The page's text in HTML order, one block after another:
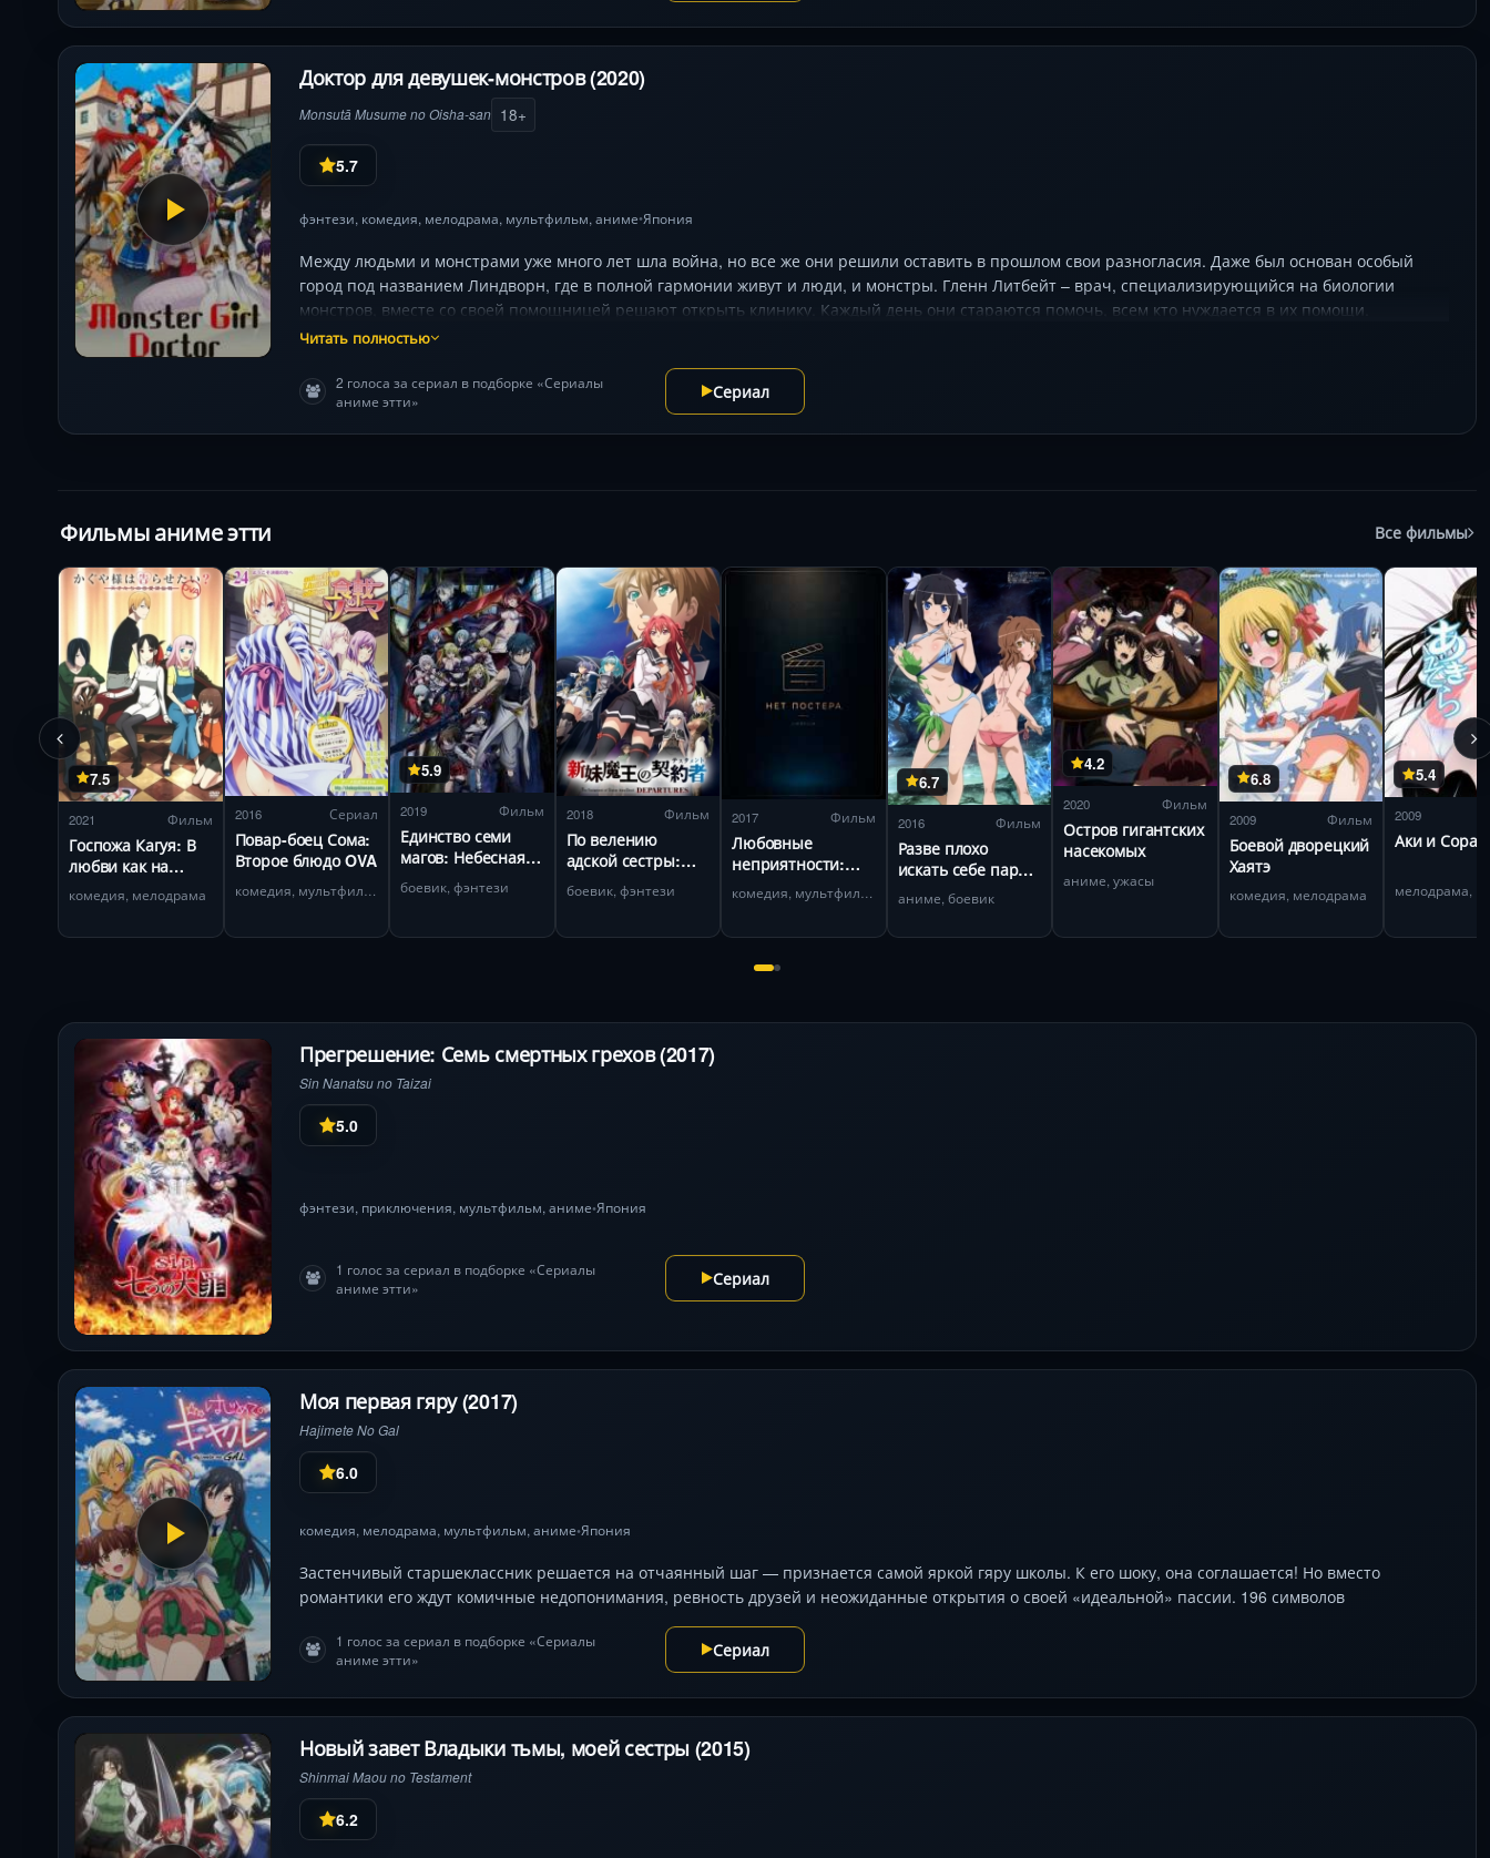
Доктор для девушек-монстров (2020)
Monsutā Musume no Oisha-san 18+
5.7
фэнтези, комедия, мелодрама, мультфильм, аниме•Япония
Между людьми и монстрами уже много лет шла война, но все же они решили оставить в прошлом свои разногласия. Даже был основан особый
город под названием Линдворн, где в полной гармонии живут и люди, и монстры. Гленн Литбейт – врач, специализирующийся на биологии
монстров, вместе со своей помощницей решают открыть клинику. Каждый день они стараются помочь, всем кто нуждается в их помощи.
Читать полностью
2 голоса за сериал в подборке «Сериалы
аниме этти»
Сериал
Фильмы аниме этти Все фильмы
7.5
2021 Фильм
Госпожа Кагуя: В
любви как на
комедия, мелодрама
2016 Сериал
Повар-боец Сома:
Второе блюдо OVA
5.9
2019 Фильм
Единство семи
магов: Небесная
библиотека и
Багровый
боевик, фэнтези
2018 Фильм
По велению
адской сестры:
Отбытие
боевик, фэнтези
2017 Фильм
Любовные
неприятности:
Мультипликация.
Спереди, сзади
комедия, мультфильм
6.7
2016 Фильм
Разве плохо
искать себе пару в
подземелье? OVA
аниме, боевик
4.2
2020 Фильм
Остров гигантских
насекомых
аниме, ужасы
6.8
2009 Фильм
Боевой дворецкий
Хаятэ
комедия, мелодрама
5.4
2009
Аки и Сора
Прегрешение: Семь смертных грехов (2017)
Sin Nanatsu no Taizai
5.0
фэнтези, приключения, мультфильм, аниме•Япония
1 голос за сериал в подборке «Сериалы
аниме этти»
Сериал
Моя первая гяру (2017)
Hajimete No Gal
6.0
комедия, мелодрама, мультфильм, аниме•Япония
Застенчивый старшеклассник решается на отчаянный шаг — признается самой яркой гяру школы. К его шоку, она соглашается! Но вместо
романтики его ждут комичные недопонимания, ревность друзей и неожиданные открытия о своей «идеальной» пассии. 196 символов
1 голос за сериал в подборке «Сериалы
аниме этти»
Сериал
Новый завет Владыки тьмы, моей сестры (2015)
Shinmai Maou no Testament
6.2